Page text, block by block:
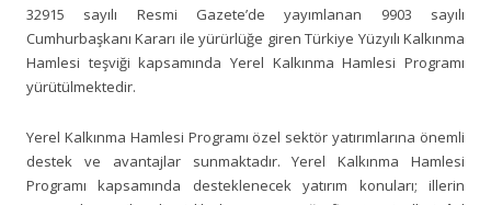
32915 sayılı Resmi Gazete’de yayımlanan 9903 sayılı
Cumhurbaşkanı Kararı ile yürürlüğe giren Türkiye Yüzyılı Kalkınma
Hamlesi teşviği kapsamında Yerel Kalkınma Hamlesi Programı
yürütülmektedir.
Yerel Kalkınma Hamlesi Programı özel sektör yatırımlarına önemli
destek ve avantajlar sunmaktadır. Yerel Kalkınma Hamlesi
Programı kapsamında desteklenecek yatırım konuları; illerin